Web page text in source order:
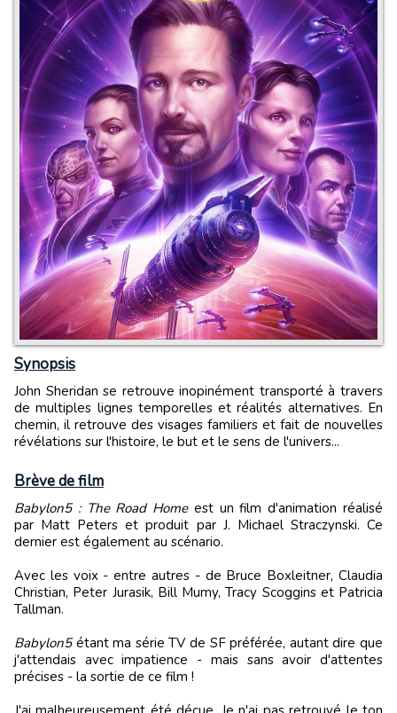
Synopsis
John Sheridan se retrouve inopinément transporté à travers
de multiples lignes temporelles et réalités alternatives. En
chemin, il retrouve des visages familiers et fait de nouvelles
révélations sur l'histoire, le but et le sens de l'univers...
Brève de film
Babylon5 : The Road Homeest un film d'animation réalisé
par Matt Peters et produit par J. Michael Straczynski. Ce
dernier est également au scénario.
Avec les voix - entre autres - de Bruce Boxleitner, Claudia
Christian, Peter Jurasik, Bill Mumy, Tracy Scoggins et Patricia
Tallman.
Babylon5étant ma série TV de SF préférée, autant dire que
j'attendais avec impatience - mais sans avoir d'attentes
précises - la sortie de ce film !